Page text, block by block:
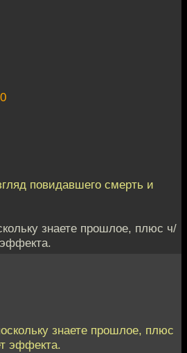
повидавшего смерть и
знаете прошлое, плюс ч/
знаете прошлое, плюс
эффекта.